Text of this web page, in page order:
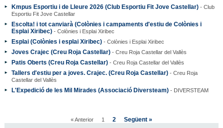
Kmpus Esportiu i de Lleure 2026 (Club Esportiu Fit Jove Castellar)- Club
Esportiu Fit Jove Castellar
Escolta! i tot canviarà (Colònies i campaments d'estiu de Colònies i
Esplai Xiribec)- Colònies i Esplai Xiribec
Esplai (Colònies i esplai Xiribec)- Colònies i Esplai Xiribec
Joves Crajec (Creu Roja Castellar)- Creu Roja Castellar del Vallès
Patis Oberts (Creu Roja Castellar)- Creu Roja Castellar del Vallès
Tallers d'estiu per a joves. Crajec. (Creu Roja Castellar)- Creu Roja
Castellar del Vallès
L'Expedició de les Mil Mirades (Associació Diversteam)- DIVERSTEAM
« Anterior 1 2 Següent »